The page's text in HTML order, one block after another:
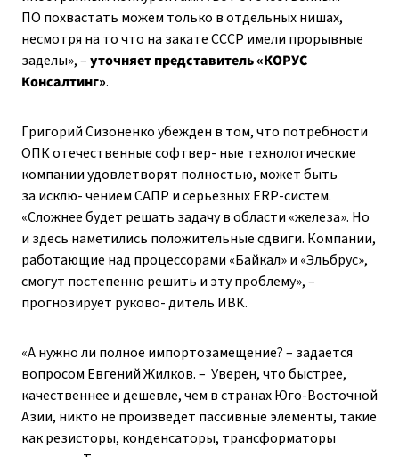
ПО похвастать можем только в отдельных нишах,
несмотря на то что на закате СССР имели прорывные
заделы», – ​уточняет представитель «КОРУС
Консалтинг».
Григорий Сизоненко убежден в том, что потребности
ОПК отечественные софтвер- ные технологические
компании удовлетворят полностью, может быть
за исклю- чением САПР и серьезных ERP-систем.
«Сложнее будет решать задачу в области «железа». Но
и здесь наметились положительные сдвиги. Компании,
работающие над процессорами «Байкал» и «Эльбрус»,
смогут постепенно решить и эту проблему», – ​
прогнозирует руково- дитель ИВК.
«А нужно ли полное импортозамещение? – ​задается
вопросом Евгений Жилков. – ​ Уверен, что быстрее,
качественнее и дешевле, чем в странах Юго-Восточной
Азии, никто не произведет пассивные элементы, такие
как резисторы, конденсаторы, трансформаторы